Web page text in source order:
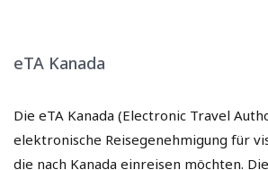
eTA Kanada
Die eTA Kanada (Electronic Travel
elektronische Reisegenehmigung für
die nach Kanada einreisen möchten.